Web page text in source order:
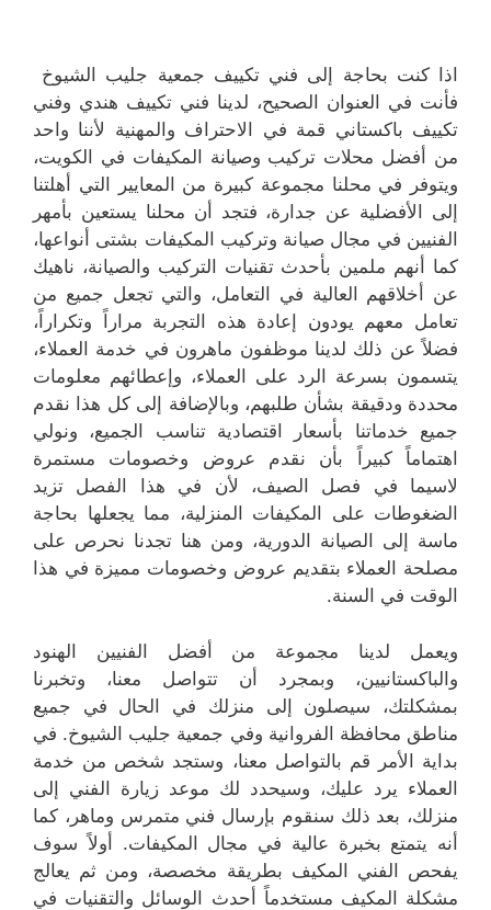
اذا كنت بحاجة إلى فني تكييف جمعية جليب الشيوخ
فأنت في العنوان الصحيح، لدينا فني تكييف هندي وفني
تكييف باكستاني قمة في الاحتراف والمهنية لأننا واحد
من أفضل محلات تركيب وصيانة المكيفات في الكويت،
ويتوفر في محلنا مجموعة كبيرة من المعايير التي أهلتنا
إلى الأفضلية عن جدارة، فتجد أن محلنا يستعين بأمهر
الفنيين في مجال صيانة وتركيب المكيفات بشتى أنواعها،
كما أنهم ملمين بأحدث تقنيات التركيب والصيانة، ناهيك
عن أخلاقهم العالية في التعامل، والتي تجعل جميع من
تعامل معهم يودون إعادة هذه التجربة مراراً وتكراراً،
فضلاً عن ذلك لدينا موظفون ماهرون في خدمة العملاء،
يتسمون بسرعة الرد على العملاء، وإعطائهم معلومات
محددة ودقيقة بشأن طلبهم، وبالإضافة إلى كل هذا نقدم
جميع خدماتنا بأسعار اقتصادية تناسب الجميع، ونولي
اهتماماً كبيراً بأن نقدم عروض وخصومات مستمرة
لاسيما في فصل الصيف، لأن في هذا الفصل تزيد
الضغوطات على المكيفات المنزلية، مما يجعلها بحاجة
ماسة إلى الصيانة الدورية، ومن هنا تجدنا نحرص على
مصلحة العملاء بتقديم عروض وخصومات مميزة في هذا
الوقت في السنة.
ويعمل لدينا مجموعة من أفضل الفنيين الهنود
والباكستانيين، وبمجرد أن تتواصل معنا، وتخبرنا
بمشكلتك، سيصلون إلى منزلك في الحال في جميع
مناطق محافظة الفروانية وفي جمعية جليب الشيوخ. في
بداية الأمر قم بالتواصل معنا، وستجد شخص من خدمة
العملاء يرد عليك، وسيحدد لك موعد زيارة الفني إلى
منزلك، بعد ذلك سنقوم بإرسال فني متمرس وماهر، كما
أنه يتمتع بخبرة عالية في مجال المكيفات. أولاً سوف
يفحص الفني المكيف بطريقة مخصصة، ومن ثم يعالج
مشكلة المكيف مستخدماً أحدث الوسائل والتقنيات في